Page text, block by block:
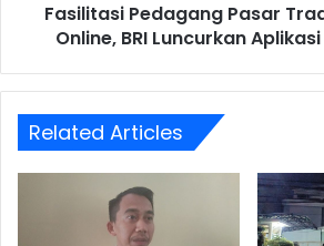
New
Pasar.id
Fasilitasi Pedagang Pasar
Online, BRI Luncurkan
Related Articles